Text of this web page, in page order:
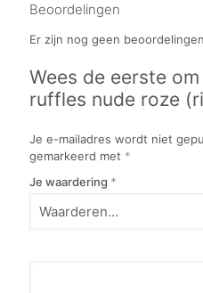
Beoordelingen
Er zijn nog geen
Wees de eerste
ruffles nude roze
Je e-mailadres wordt niet
gemarkeerd met *
Je waardering *